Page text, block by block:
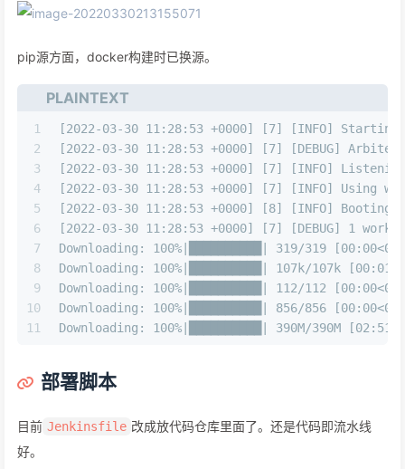
pip源方面，docker构建时已换源。
PLAINTEXT
1
2
3
4
5
6
7
8
9
10
11
[2022-03-30 11:28:53 +0000] [7] [INFO]
[2022-03-30 11:28:53 +0000] [7] [DEBUG] Arbiter
[2022-03-30 11:28:53 +0000] [7] [INFO]
[2022-03-30 11:28:53 +0000] [7] [INFO] Using
[2022-03-30 11:28:53 +0000] [8] [INFO]
[2022-03-30 11:28:53 +0000] [7] [DEBUG] 1
Downloading: 100%|██████████| 319/319
Downloading: 100%|██████████| 107k/107k
Downloading: 100%|██████████| 112/112
Downloading: 100%|██████████| 856/856
Downloading: 100%|██████████| 390M/390M
部署脚本
目前 Jenkinsfile 改成放代码仓库里面了。还是代码即流水线
好。